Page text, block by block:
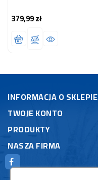
379,99 złCena
INFORMACJA O SKLEPIE
TWOJE KONTO
PRODUKTY
NASZA FIRMA